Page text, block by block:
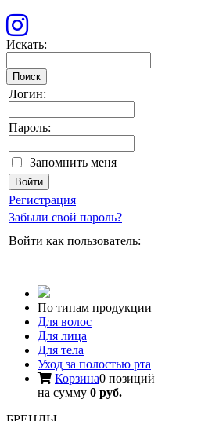
Искать:
Поиск
Логин:
Пароль:
Запомнить меня
Регистрация
Забыли свой пароль?
Войти как пользователь:
По типам продукции
Для волос
Для лица
Для тела
Уход за полостью рта
Корзина0 позиций
на сумму 0 руб.